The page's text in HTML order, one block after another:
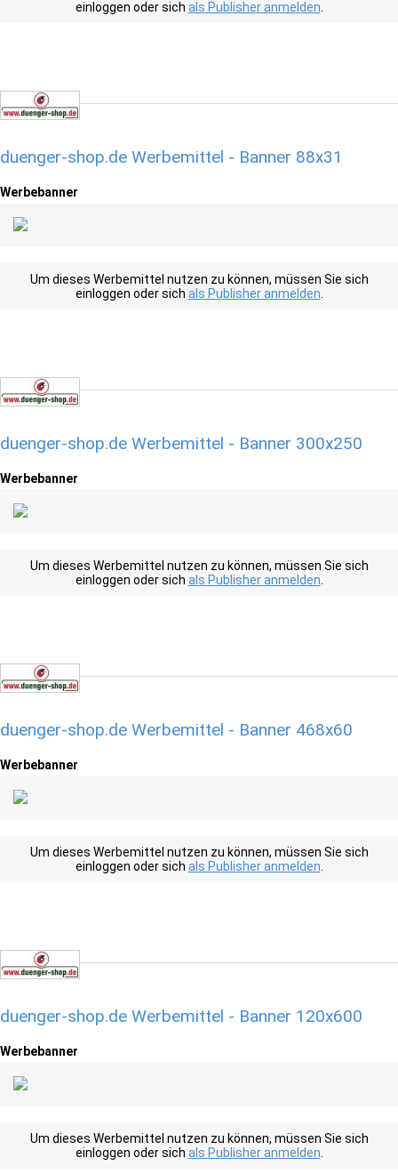
einloggen oder sich als Publisher anmelden
duenger-shop.de Werbemittel - Banner 88x31
Werbebanner
Um dieses Werbemittel nutzen zu können, müssen Sie sich
einloggen oder sich als Publisher anmelden
duenger-shop.de Werbemittel - Banner 300x250
Werbebanner
Um dieses Werbemittel nutzen zu können, müssen Sie sich
einloggen oder sich als Publisher anmelden
duenger-shop.de Werbemittel - Banner 468x60
Werbebanner
Um dieses Werbemittel nutzen zu können, müssen Sie sich
einloggen oder sich als Publisher anmelden
duenger-shop.de Werbemittel - Banner 120x600
Werbebanner
Um dieses Werbemittel nutzen zu können, müssen Sie sich
einloggen oder sich als Publisher anmelden